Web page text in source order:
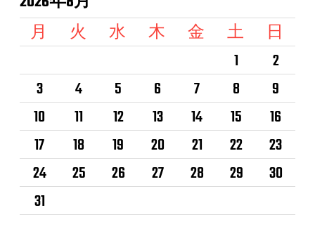
月
火 水 木 金 土
日
1
2
3
4 5 6 7 8
9
10
11 12 13 14 15
16
17
18 19 20 21 22
23
24
25 26 27 28 29
30
31